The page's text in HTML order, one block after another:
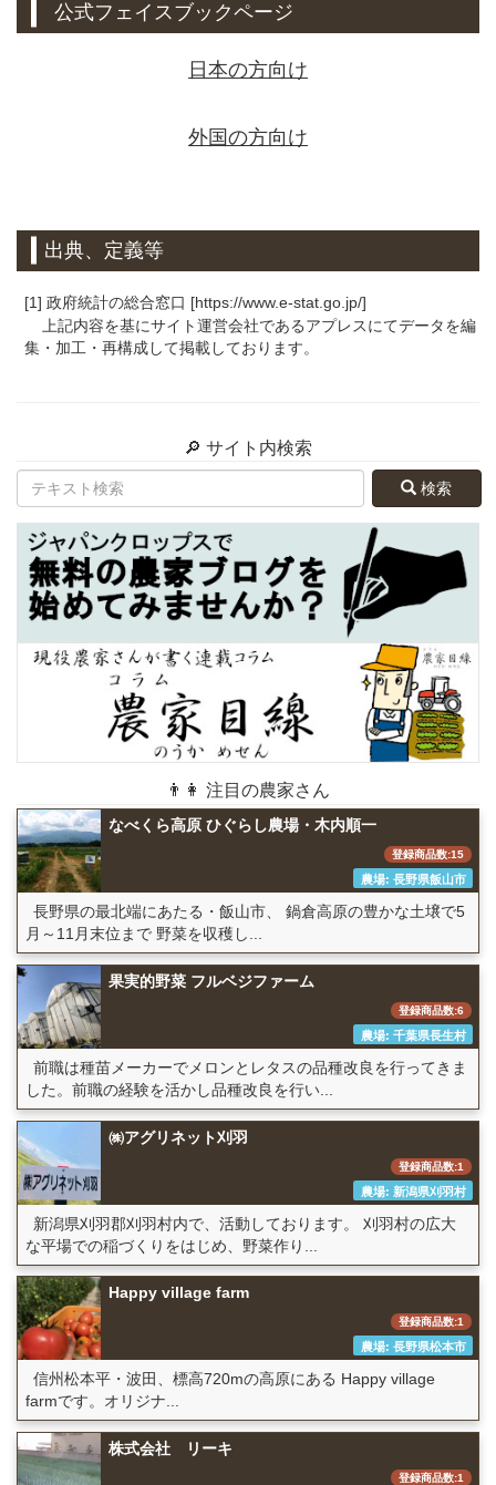
公式フェイスブックページ
日本の方向け
外国の方向け
出典、定義等
[1] 政府統計の総合窓口 [https://www.e-stat.go.jp/]
上記内容を基にサイト運営会社であるアプレスにてデータを編
集・加工・再構成して掲載しております。
🔎 サイト内検索
検索
👨👩 注目の農家さん
なべくら高原 ひぐらし農場・木内順一
登録商品数:15
農場: 長野県飯山市
長野県の最北端にあたる・飯山市、 鍋倉高原の豊かな土壌で5
月～11月末位まで 野菜を収穫し...
果実的野菜 フルベジファーム
登録商品数:6
農場: 千葉県長生村
前職は種苗メーカーでメロンとレタスの品種改良を行ってきま
した。前職の経験を活かし品種改良を行い...
㈱アグリネット刈羽
登録商品数:1
農場: 新潟県刈羽村
新潟県刈羽郡刈羽村内で、活動しております。 刈羽村の広大
な平場での稲づくりをはじめ、野菜作り...
Happy village farm
登録商品数:1
農場: 長野県松本市
信州松本平・波田、標高720mの高原にある Happy village
farmです。オリジナ...
株式会社 リーキ
登録商品数:1